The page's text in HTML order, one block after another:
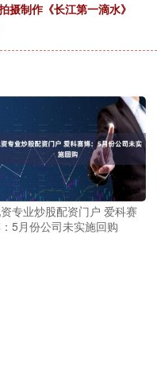
摄制作《长江第一滴水》
专业炒股配资门户 爱科赛
5月份公司未实施回购